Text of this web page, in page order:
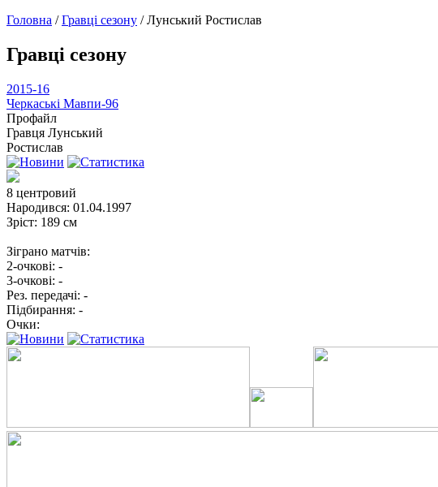
Головна /Гравці сезону /Лунський Ростислав
Гравці сезону
2015-16
Черкаські Мавпи-96
Профайл
Гравця Лунський
Ростислав
8 центровий
Народився: 01.04.1997
Зріст: 189 см
Зіграно матчів:
2-очкові: -
3-очкові: -
Рез. передачі: -
Підбирання: -
Очки: